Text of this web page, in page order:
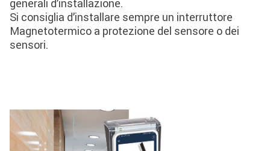
generali d’installazione.
Si consiglia d’installare sempre un interruttore
Magnetotermico a protezione del sensore o dei
sensori.